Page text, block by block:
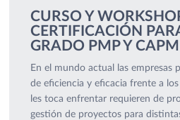
CURSO Y
CERTIFICACIÓN
GRADO PMP Y CAPM
En el mundo actual las empresas
de eficiencia y eficacia frente a
les toca enfrentar requieren de
gestión de proyectos para